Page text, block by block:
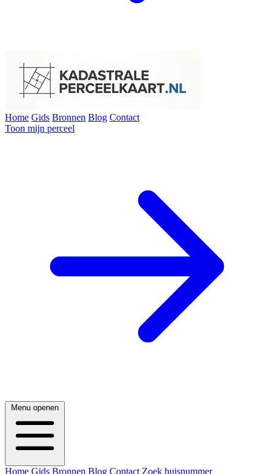
Home Gids Bronnen Blog Contact
Toon mijn perceel
Menu openen
Home Gids Bronnen Blog Contact Zoek huisnummer